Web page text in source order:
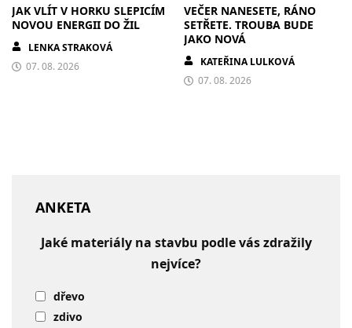
JAK VLÍT V HORKU SLEPICÍM
NOVOU ENERGII DO ŽIL
LENKA STRAKOVÁ
07. 08. 2026
VEČER NANESETE, RÁNO
SETŘETE. TROUBA BUDE
JAKO NOVÁ
KATEŘINA LULKOVÁ
07. 08. 2026
ANKETA
Jaké materiály na stavbu podle vás zdražily
nejvíce?
dřevo
zdivo